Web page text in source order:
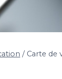
/ Carte de